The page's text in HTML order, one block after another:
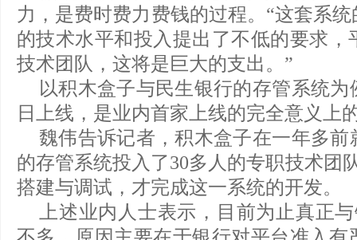
力，是费时费力费钱的过程。“这套系
的技术水平和投入提出了不低的要求
技术团队，这将是巨大的支出。”
以积木盒子与民生银行的存管系统为
日上线，是业内首家上线的完全意义上
魏伟告诉记者，积木盒子在一年多
的存管系统投入了30多人的专职技术团
搭建与调试，才完成这一系统的开发。
上述业内人士表示，目前为止真正